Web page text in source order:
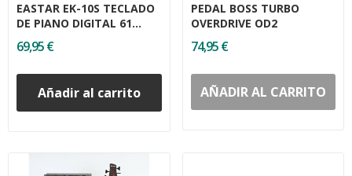
EASTAR EK-10S TECLADO
DE PIANO DIGITAL 61
TECLAS
69,95 €
Añadir al carrito
PEDAL BOSS TURBO
OVERDRIVE OD2
74,95 €
AÑADIR AL CARRITO